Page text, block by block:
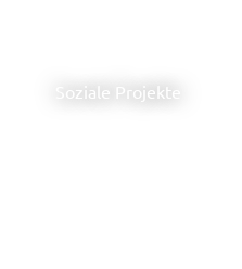
Soziale Projekte